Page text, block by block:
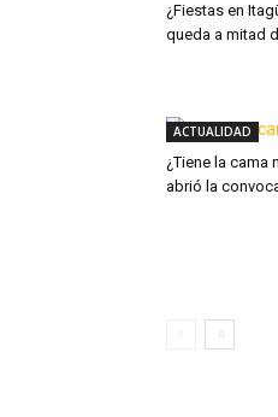
¿Fiestas en
queda a mitad
ACTUALIDAD
¿Tiene la cama
abrió la